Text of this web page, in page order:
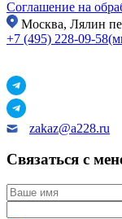
Соглашение на
Москва, Лялин
+7 (495) 228-09-
zakaz@a228.ru
Связаться с